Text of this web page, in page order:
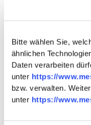
Bitte wählen Sie,
ähnlichen
Daten verarbeiten
unter https://
bzw. verwalten.
unter https://
Marke
Groja
Elementart
Tor
Produktserie